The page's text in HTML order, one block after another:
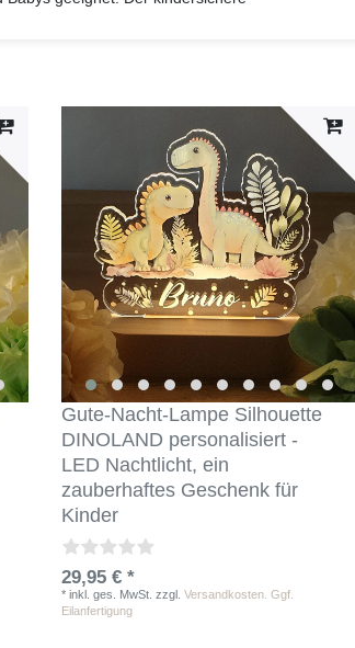
Gute-Nacht-Lampe Silhouette
DINOLAND personalisiert -
LED Nachtlicht, ein
zauberhaftes Geschenk für
Kinder
29,95 € *
* inkl. ges. MwSt. zzgl. Versandkosten. Ggf.
Eilanfertigung